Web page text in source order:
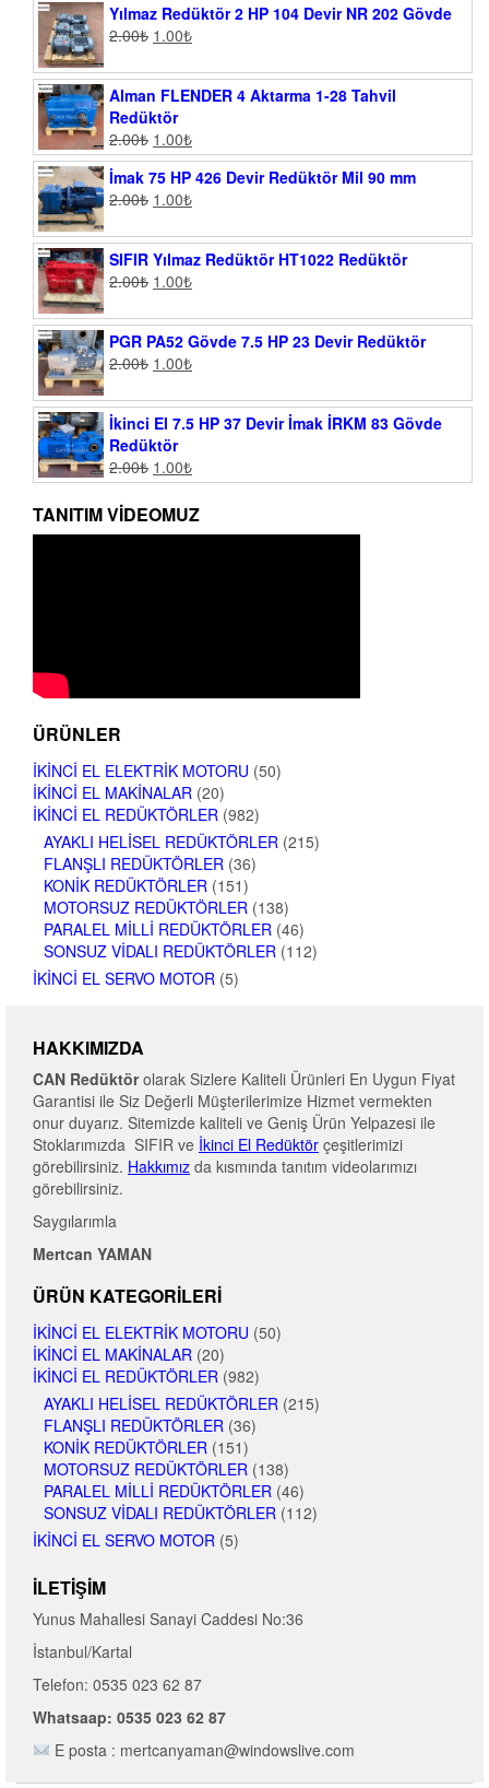
Yılmaz Redüktör 2 HP 104 Devir NR 202 Gövde
2.00₺ 1.00₺
Alman FLENDER 4 Aktarma 1-28 Tahvil
Redüktör
2.00₺ 1.00₺
İmak 75 HP 426 Devir Redüktör Mil 90 mm
2.00₺ 1.00₺
SIFIR Yılmaz Redüktör HT1022 Redüktör
2.00₺ 1.00₺
PGR PA52 Gövde 7.5 HP 23 Devir Redüktör
2.00₺ 1.00₺
İkinci El 7.5 HP 37 Devir İmak İRKM 83 Gövde
Redüktör
2.00₺ 1.00₺
TANITIM VIDEOMUZ
ÜRÜNLER
İKINCI EL ELEKTRIK MOTORU (50)
İKINCI EL MAKINALAR (20)
İKINCI EL REDÜKTÖRLER (982)
AYAKLI HELISEL REDÜKTÖRLER (215)
FLANŞLI REDÜKTÖRLER (36)
KONIK REDÜKTÖRLER (151)
MOTORSUZ REDÜKTÖRLER (138)
PARALEL MILLI REDÜKTÖRLER (46)
SONSUZ VIDALI REDÜKTÖRLER (112)
İKINCI EL SERVO MOTOR (5)
HAKKIMIZDA
CAN Redüktörolarak Sizlere Kaliteli Ürünleri En Uygun Fiyat
Garantisi ile Siz Değerli Müşterilerimize Hizmet vermekten
onur duyarız. Sitemizde kaliteli ve Geniş Ürün Yelpazesi ile
Stoklarımızda SIFIR ve İkinci El Redüktör çeşitlerimizi
görebilirsiniz. Hakkımız da kısmında tanıtım videolarımızı
görebilirsiniz.
Saygılarımla
Mertcan YAMAN
ÜRÜN KATEGORILERI
İKINCI EL ELEKTRIK MOTORU (50)
İKINCI EL MAKINALAR (20)
İKINCI EL REDÜKTÖRLER (982)
AYAKLI HELISEL REDÜKTÖRLER (215)
FLANŞLI REDÜKTÖRLER (36)
KONIK REDÜKTÖRLER (151)
MOTORSUZ REDÜKTÖRLER (138)
PARALEL MILLI REDÜKTÖRLER (46)
SONSUZ VIDALI REDÜKTÖRLER (112)
İKINCI EL SERVO MOTOR (5)
İLETIŞIM
Yunus Mahallesi Sanayi Caddesi No:36
İstanbul/Kartal
Telefon: 0535 023 62 87
Whatsaap: 0535 023 62 87
E posta : mertcanyaman@windowslive.com